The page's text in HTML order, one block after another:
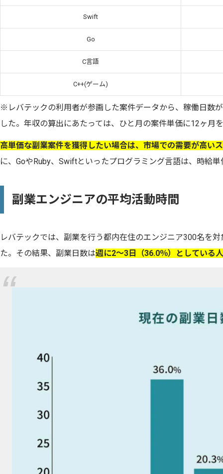
Swift
Go
C言語
C++(ゲーム)
※レバテックの利用者が参画した案件データから、稼働日数
した。年収の算出にあたっては、ひと月の案件単価に12ヶ月
高単価な副業案件を獲得したい場合は、市場での需要が高い
に、GoやRuby、Swiftといったプログラミング言語は、時給
副業エンジニアの平均活動時間
レバテックでは、副業を行う都内在住のエンジニア300名を対
た。その結果、副業日数は週に2〜3日（36.0％）としている